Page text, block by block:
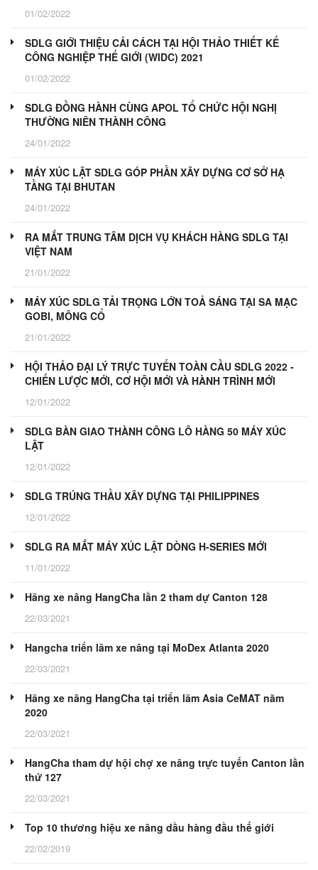
01/02/2022
SDLG GIỚI THIỆU CẢI CÁCH TẠI HỘI THẢO THIẾT KẾ
CÔNG NGHIỆP THẾ GIỚI (WIDC) 2021
01/02/2022
SDLG ĐỒNG HÀNH CÙNG APOL TỔ CHỨC HỘI NGHỊ
THƯỜNG NIÊN THÀNH CÔNG
24/01/2022
MÁY XÚC LẬT SDLG GÓP PHẦN XÂY DỰNG CƠ SỞ HẠ
TẦNG TẠI BHUTAN
24/01/2022
RA MẮT TRUNG TÂM DỊCH VỤ KHÁCH HÀNG SDLG TẠI
VIỆT NAM
21/01/2022
MÁY XÚC SDLG TẢI TRỌNG LỚN TOẢ SÁNG TẠI SA MẠC
GOBI, MÔNG CỔ
21/01/2022
HỘI THẢO ĐẠI LÝ TRỰC TUYẾN TOÀN CẦU SDLG 2022 -
CHIẾN LƯỢC MỚI, CƠ HỘI MỚI VÀ HÀNH TRÌNH MỚI
12/01/2022
SDLG BÀN GIAO THÀNH CÔNG LÔ HÀNG 50 MÁY XÚC
LẬT
12/01/2022
SDLG TRÚNG THẦU XÂY DỰNG TẠI PHILIPPINES
12/01/2022
SDLG RA MẮT MÁY XÚC LẬT DÒNG H-SERIES MỚI
11/01/2022
Hãng xe nâng HangCha lần 2 tham dự Canton 128
22/03/2021
Hangcha triển lãm xe nâng tại MoDex Atlanta 2020
22/03/2021
Hãng xe nâng HangCha tại triển lãm Asia CeMAT năm
2020
22/03/2021
HangCha tham dự hội chợ xe nâng trực tuyến Canton lần
thứ 127
22/03/2021
Top 10 thương hiệu xe nâng dầu hàng đầu thế giới
22/02/2019